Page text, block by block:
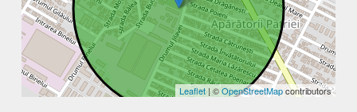
Leaflet| ©OpenStreetMapcontributors